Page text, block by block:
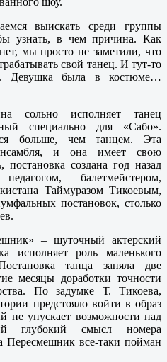
выискать среди группы
узнать, в чем причина. Как
мы просто не заметили, что
свой танец. И тут-то
Девушка была в костюме…
сольно исполняет танец
специально для «Сабо».
больше, чем танцем. Эта
и она имеет свою
постановка создана год назад
балетмейстером,
Таймуразом Тикоевым,
постановок, столько
– шуточный актерский
исполняет роль маленького
танца заняла две
месяцы доработки точности
По задумке Т. Тикоева,
предстояло войти в образ
не упускает возможности над
глубокий смысл номера
Пересмешник все-таки пойман